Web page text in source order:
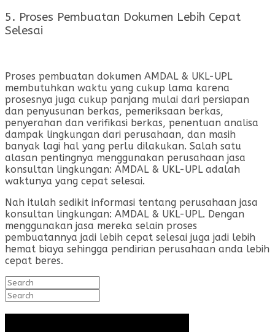
5. Proses Pembuatan Dokumen Lebih Cepat
Selesai
Proses pembuatan dokumen AMDAL & UKL-UPL
membutuhkan waktu yang cukup lama karena
prosesnya juga cukup panjang mulai dari persiapan
dan penyusunan berkas, pemeriksaan berkas,
penyerahan dan verifikasi berkas, penentuan analisa
dampak lingkungan dari perusahaan, dan masih
banyak lagi hal yang perlu dilakukan. Salah satu
alasan pentingnya menggunakan perusahaan jasa
konsultan lingkungan: AMDAL & UKL-UPL adalah
waktunya yang cepat selesai.
Nah itulah sedikit informasi tentang perusahaan jasa
konsultan lingkungan: AMDAL & UKL-UPL. Dengan
menggunakan jasa mereka selain proses
pembuatannya jadi lebih cepat selesai juga jadi lebih
hemat biaya sehingga pendirian perusahaan anda lebih
cepat beres.
Search
for:
Search
for: